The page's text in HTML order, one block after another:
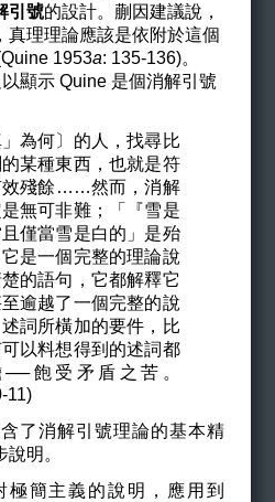
引號的設計。蒯因建議說，
真理理論應該是依附於這個
1953a: 135-136)。
顯示 Quine 是個消解引號
為何〕的人，找尋比
某種東西，也就是符
效殘餘……然而，消解
無可非難；「『雪是
僅當雪是白的」是殆
是一個完整的理論說
的語句，它都解釋它
逾越了一個完整的說
詞所橫加的要件，比
以料想得到的述詞都
飽受矛盾之苦。
11)
了消解引號理論的基本精
明。
極簡主義的說明，應用到